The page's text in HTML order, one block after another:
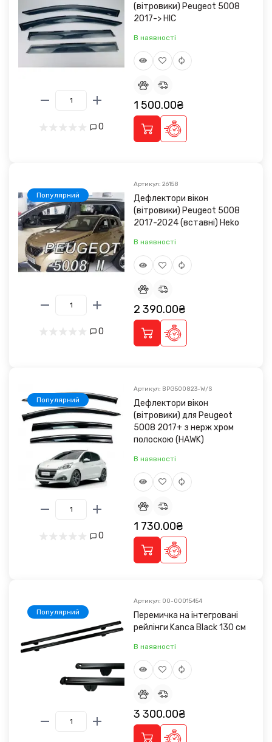
0
(вітровики) Peugeot 5008
2017-> HIC
В наявності
1 500.00₴
Популярний
0
Артикул: 26158
Дефлектори вікон
(вітровики) Peugeot 5008
2017-2024 (вставні) Heko
В наявності
2 390.00₴
Популярний
0
Артикул: BPG500823-W/S
Дефлектори вікон
(вітровики) для Peugeot
5008 2017+ з нерж хром
полоскою (HAWK)
В наявності
1 730.00₴
Популярний
Артикул: 00-00015454
Перемичка на інтегровані
рейлінги Kanca Black 130 см
В наявності
3 300.00₴